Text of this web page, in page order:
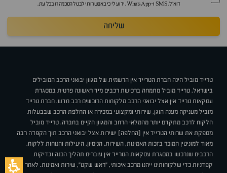
דוא״ל, SMS ו-WhatsApp. ידוע לי כי באפשרותי לבטל הסכמה זו בכל עת.
שליחה
טרייד מוביל הינה חברת הטרייד אין הרשמית של מגוון יבואני הרכב המובילים
בישראל. טרייד מוביל מתמחה ברכישת רכבים מיד ראשונה פרטית במסגרת
עסקאות טרייד אין אצל יבואני הרכב מלקוחות הרוכשים רכב חדש. חברת טרייד
מוביל מעניקה מענה הוגן, שירותי ומקצועי במכירה או החלפת הרכב שבבעלות
הלקוח לרכב מתקדם יותר מהמלאי הרחב והמגוון הקיים בחברה. טרייד מוביל
מספקת את שרותי הטרייד אין (החלפה) ישירות אצל יבואני הרכב תוך הקפדה רבה
מאוד למוניטין המוכר בזכות האמינות, השירות, הניסיון, היעילות והנוחות ללקוח.
הרכבים שנרכשו במסגרת עסקאות הטרייד אין עוברים תהליך הכנה ובדיקות
קפדניות כדי שלקוחותינו ייהנו מרכב איכותי, "ראש שקט", שירות ואמינות. לאחר